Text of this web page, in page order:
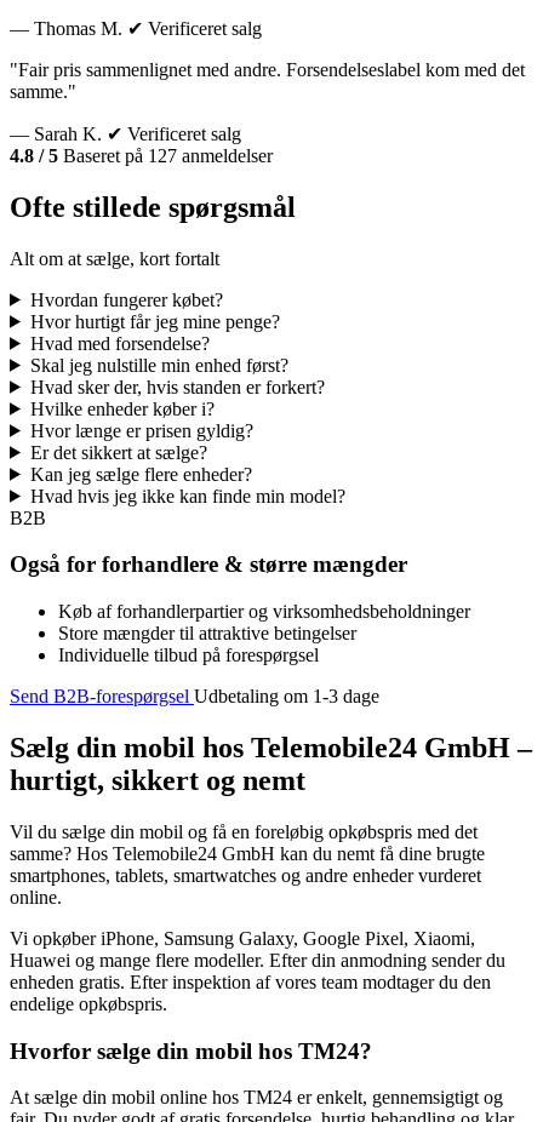
— Thomas M. ✔ Verificeret salg
"Fair pris sammenlignet med andre. Forsendelseslabel kom med det
samme."
— Sarah K. ✔ Verificeret salg
4.8 / 5 Baseret på 127 anmeldelser
Ofte stillede spørgsmål
Alt om at sælge, kort fortalt
Hvordan fungerer købet?
Hvor hurtigt får jeg mine penge?
Hvad med forsendelse?
Skal jeg nulstille min enhed først?
Hvad sker der, hvis standen er forkert?
Hvilke enheder køber i?
Hvor længe er prisen gyldig?
Er det sikkert at sælge?
Kan jeg sælge flere enheder?
Hvad hvis jeg ikke kan finde min model?
B2B
Også for forhandlere & større mængder
Køb af forhandlerpartier og virksomhedsbeholdninger
Store mængder til attraktive betingelser
Individuelle tilbud på forespørgsel
Send B2B-forespørgsel Udbetaling om 1-3 dage
Sælg din mobil hos Telemobile24 GmbH –
hurtigt, sikkert og nemt
Vil du sælge din mobil og få en foreløbig opkøbspris med det
samme? Hos Telemobile24 GmbH kan du nemt få dine brugte
smartphones, tablets, smartwatches og andre enheder vurderet
online.
Vi opkøber iPhone, Samsung Galaxy, Google Pixel, Xiaomi,
Huawei og mange flere modeller. Efter din anmodning sender du
enheden gratis. Efter inspektion af vores team modtager du den
endelige opkøbspris.
Hvorfor sælge din mobil hos TM24?
At sælge din mobil online hos TM24 er enkelt, gennemsigtigt og